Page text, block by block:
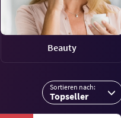
Beauty
Sortieren nach:
Topseller